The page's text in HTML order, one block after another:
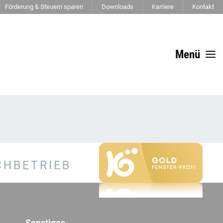
Förderung & Steuern sparen Downloads Karriere Kontakt
Menü